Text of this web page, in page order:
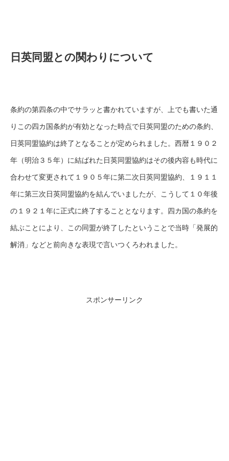
日英同盟との関わりについて
条約の第四条の中でサラッと書かれていますが、上でも書いた通
りこの四カ国条約が有効となった時点で日英同盟のための条約、
日英同盟協約は終了となることが定められました。西暦１９０２
年（明治３５年）に結ばれた日英同盟協約はその後内容も時代に
合わせて変更されて１９０５年に第二次日英同盟協約、１９１１
年に第三次日英同盟協約を結んでいましたが、こうして１０年後
の１９２１年に正式に終了することとなります。四カ国の条約を
結ぶことにより、この同盟が終了したということで当時「発展的
解消」などと前向きな表現で言いつくろわれました。
スポンサーリンク